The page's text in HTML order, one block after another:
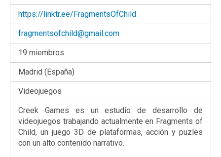
https://linktr.ee/FragmentsOfChild
fragmentsofchild@gmail.com
19 miembros
Madrid (España)
Videojuegos
Creek Games es un estudio de desarrollo de
videojuegos trabajando actualmente en Fragments of
Child, un juego 3D de plataformas, acción y puzles
con un alto contenido narrativo.